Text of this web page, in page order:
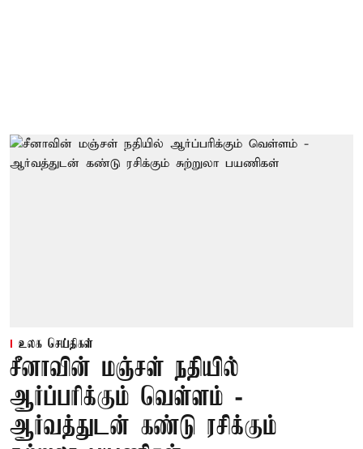
உலக செய்திகள்
சீனாவின் மஞ்சள் நதியில்
ஆர்ப்பரிக்கும் வெள்ளம் -
ஆர்வத்துடன் கண்டு ரசிக்கும்